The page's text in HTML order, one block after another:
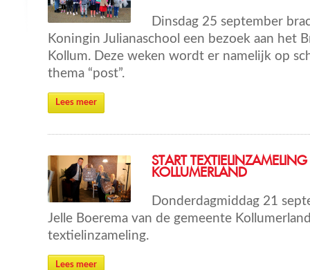
Dinsdag 25 september
Koningin Julianaschool een bezoek aan het
Kollum. Deze weken wordt er namelijk op
thema “post”.
Lees meer
START TEXTIELINZAMELING
KOLLUMERLAND
Donderdagmiddag 21
Jelle Boerema van de gemeente
textielinzameling.
Lees meer